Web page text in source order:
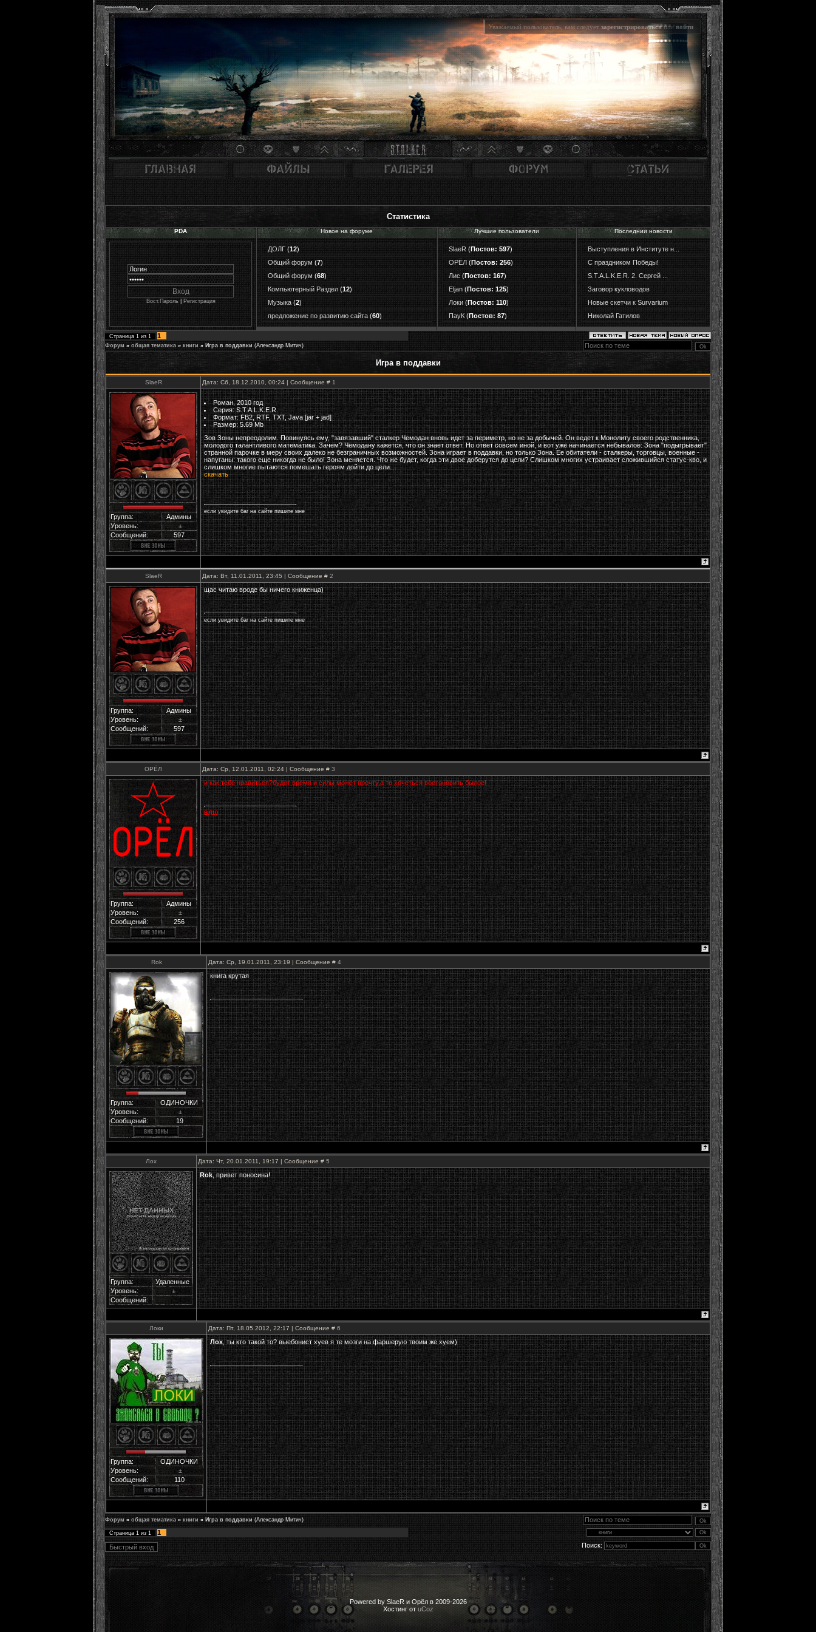
Уважаемый пользователь, вам следуетзарегистрироваться или войти
Статистика
PDA
Вост.Пароль| Регистрация
Новое на форуме
ДОЛГ (12)
Общий форум (7)
Общий форум (68)
Компьютерный Раздел (12)
Музыка (2)
предложение по развитию сайта (60)
Лучшие пользователи
SlaeR (Постов: 597)
ОРЁЛ (Постов: 256)
Лис (Постов: 167)
Eljan (Постов: 125)
Локи (Постов: 110)
ПауК (Постов: 87)
Последнии новости
Выступления в Институте н...
С праздником Победы!
S.T.A.L.K.E.R. 2. Сергей ...
Заговор кукловодов
Новые скетчи к Survarium
Николай Гатилов
Страница 1 из 1 1
Форум » общая тематика » книги » Игра в поддавки (Александр Митич)
Игра в поддавки
SlaeR Дата: Сб, 18.12.2010, 00:24 | Сообщение # 1
Группа:
Админы
Уровень:
±
Сообщений:
597
Роман, 2010 год
Серия: S.T.A.L.K.E.R.
Формат: FB2, RTF, TXT, Java [jar + jad]
Размер: 5.69 Mb
Зов Зоны непреодолим. Повинуясь ему, "завязавший" сталкер Чемодан вновь идет за периметр, но не за добычей. Он ведет к Монолиту своего родственника,
молодого талантливого математика. Зачем? Чемодану кажется, что он знает ответ. Но ответ совсем иной, и вот уже начинается небывалое: Зона "подыгрывает"
странной парочке в меру своих далеко не безграничных возможностей. Зона играет в поддавки, но только Зона. Ее обитатели - сталкеры, торговцы, военные -
напуганы: такого еще никогда не было! Зона меняется. Что же будет, когда эти двое доберутся до цели? Слишком многих устраивает сложившийся статус-кво, и
слишком многие пытаются помешать героям дойти до цели…
скачать
если увидите баг на сайте пишите мне
SlaeR Дата: Вт, 11.01.2011, 23:45 | Сообщение # 2
Группа:
Админы
Уровень:
±
Сообщений:
597
щас читаю вроде бы ничего книженца)
если увидите баг на сайте пишите мне
ОРЁЛ Дата: Ср, 12.01.2011, 02:24 | Сообщение # 3
Группа:
Админы
Уровень:
±
Сообщений:
256
и как тебе нравиться?будет время и силы может прочту,а то хочеться востоновить былое!
ВЛ10
Rok Дата: Ср, 19.01.2011, 23:19 | Сообщение # 4
Группа:
ОДИНОЧКИ
Уровень:
±
Сообщений:
19
книга крутая
Лох Дата: Чт, 20.01.2011, 19:17 | Сообщение # 5
Группа:
Удаленные
Уровень:
±
Сообщений:
Rok, привет поносина!
Локи Дата: Пт, 18.05.2012, 22:17 | Сообщение # 6
Группа:
ОДИНОЧКИ
Уровень:
±
Сообщений:
110
Лох, ты кто такой то? выебонист хуев я те мозги на фаршерую твоим же хуем)
Форум » общая тематика » книги » Игра в поддавки (Александр Митич)
Страница 1 из 1
1
Поиск:
Powered by SlaeR и Орёл в 2009-2026
Хостинг от uCoz